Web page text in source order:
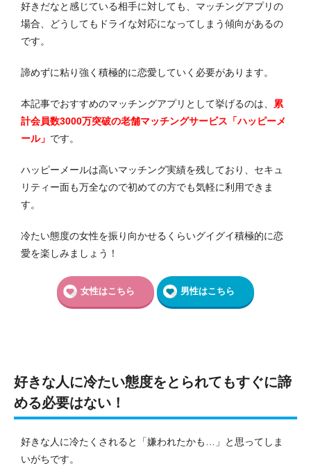
好きだなと感じている相手に対しても、マッチングアプリの
場合、どうしてもドライな対応になってしまう傾向があるの
です。
諦めずに粘り強く積極的に恋愛していく必要があります。
本記事でおすすめのマッチングアプリとして挙げるのは、 累
計会員数3000万突破の老舗マッチングサービス「ハッピーメ
ール」 です。
ハッピーメールは高いマッチング実績を残しており、セキュ
リティー面も万全なので初めての方でも気軽に利用できま
す。
冷たい態度の女性を振り向かせるくらいグイグイ積極的に恋
愛を楽しみましょう！
女性はこちら 男性はこちら
好きな人に冷たい態度をとられてもすぐに諦
める必要はない！
好きな人に冷たくされると「嫌われたかも…」と思ってしま
いがちです。